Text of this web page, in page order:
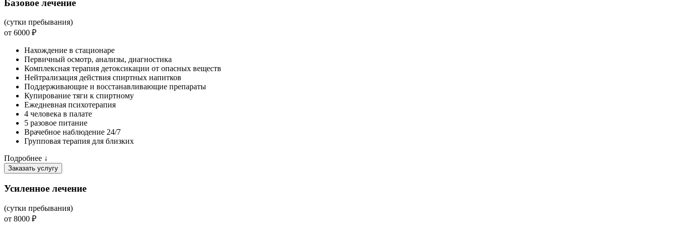
Базовое лечение
(сутки пребывания)
от 6000 ₽
Нахождение в стационаре
Первичный осмотр, анализы, диагностика
Комплексная терапия детоксикации от опасных веществ
Нейтрализация действия спиртных напитков
Поддерживающие и восстанавливающие препараты
Купирование тяги к спиртному
Ежедневная психотерапия
4 человека в палате
5 разовое питание
Врачебное наблюдение 24/7
Групповая терапия для близких
Подробнее ↓
Заказать услугу
Усиленное лечение
(сутки пребывания)
от 8000 ₽